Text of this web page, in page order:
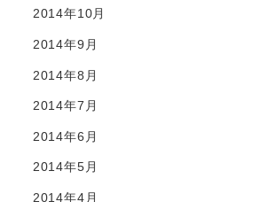
2014年10月
2014年9月
2014年8月
2014年7月
2014年6月
2014年5月
2014年4月